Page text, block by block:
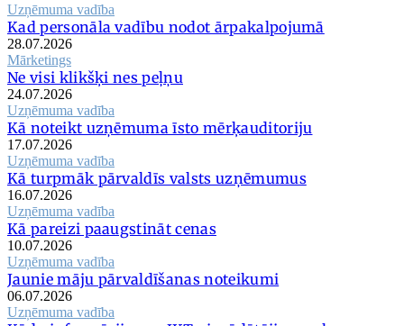
Uzņēmuma vadība
Kad personāla vadību nodot ārpakalpojumā
28.07.2026
Mārketings
Ne visi klikšķi nes peļņu
24.07.2026
Uzņēmuma vadība
Kā noteikt uzņēmuma īsto mērķauditoriju
17.07.2026
Uzņēmuma vadība
Kā turpmāk pārvaldīs valsts uzņēmumus
16.07.2026
Uzņēmuma vadība
Kā pareizi paaugstināt cenas
10.07.2026
Uzņēmuma vadība
Jaunie māju pārvaldīšanas noteikumi
06.07.2026
Uzņēmuma vadība